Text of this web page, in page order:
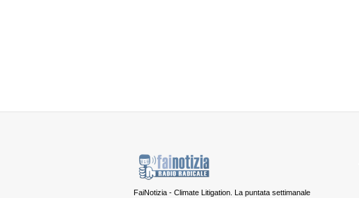
FaiNotizia - Climate Litigation. La puntata settimanale